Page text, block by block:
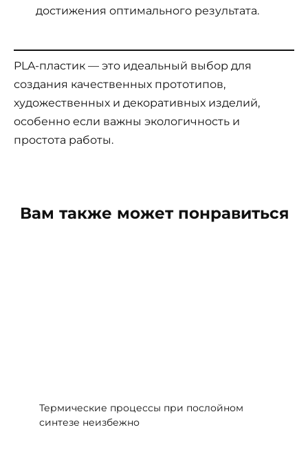
достижения оптимального результата.
PLA-пластик — это идеальный выбор для
создания качественных прототипов,
художественных и декоративных изделий,
особенно если важны экологичность и
простота работы.
Вам также может понравиться
Термические процессы при послойном
синтезе неизбежно